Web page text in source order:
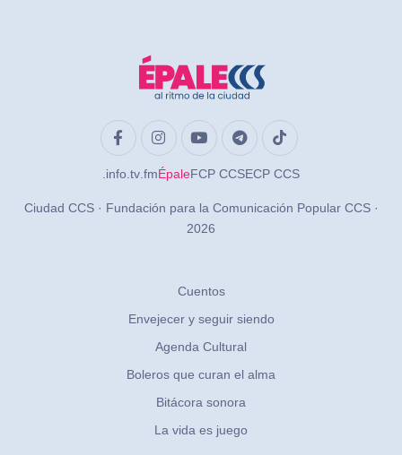
.info .tv .fmÉpaleFCP CCSECP CCS
Ciudad CCS · Fundación para la Comunicación Popular CCS ·
2026
Cuentos
Envejecer y seguir siendo
Agenda Cultural
Boleros que curan el alma
Bitácora sonora
La vida es juego